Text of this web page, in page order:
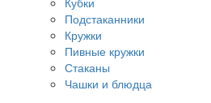
Подстаканники
Кружки
Пивные кружки
Стаканы
Чашки и блюдца